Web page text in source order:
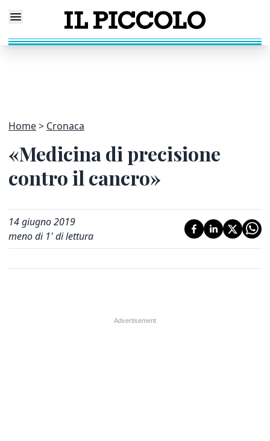
Home Cronaca
«Medicina di precisione
contro il cancro»
14 giugno 2019
meno di 1' di lettura